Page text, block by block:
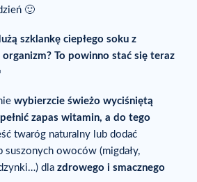
🙂
szklankę ciepłego soku z
To powinno stać się teraz
wybierzcie świeżo wyciśniętą
zapas witamin, a do tego
twaróg naturalny lub dodać
owoców (migdały,
dla zdrowego i smacznego